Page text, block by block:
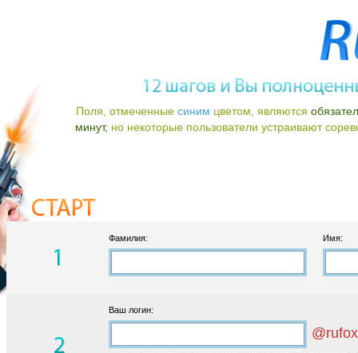
Поля, отмеченные синим цветом, являются
минут, но некоторые пользователи устраивают
Фамилия: Имя:
Ваш логин: